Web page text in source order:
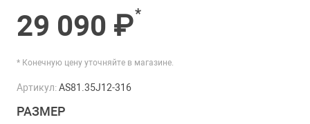
29 090 ₽*
* Конечную цену уточняйте в магазине.
Артикул:AS81.35J12-316
РАЗМЕР